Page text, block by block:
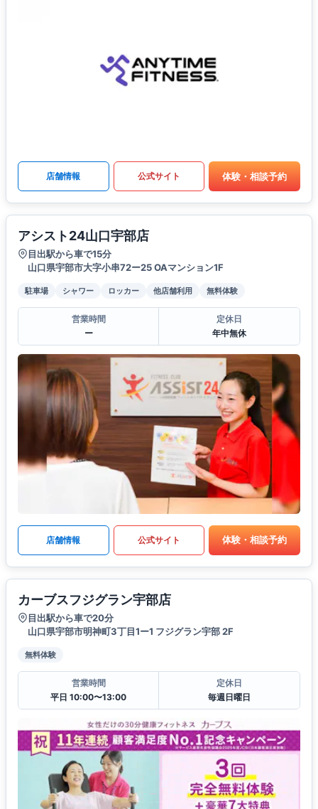
店舗情報 公式サイト 体験・相談予約
アシスト24山口宇部店
目出駅から車で15分
山口県宇部市大字小串72ー25 OAマンション1F
駐車場 シャワー ロッカー 他店舗利用 無料体験
営業時間
ー
定休日
年中無休
店舗情報 公式サイト 体験・相談予約
カーブスフジグラン宇部店
目出駅から車で20分
山口県宇部市明神町3丁目1ー1 フジグラン宇部 2F
無料体験
営業時間
平日 10:00〜13:00
定休日
毎週日曜日